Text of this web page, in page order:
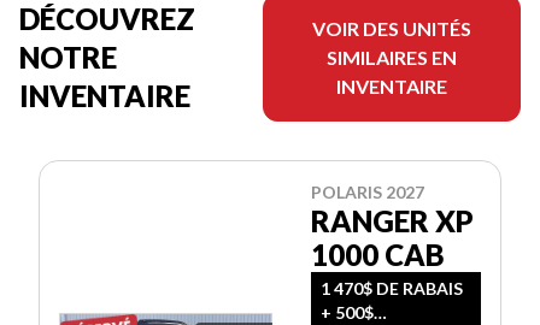
DÉCOUVREZ
NOTRE
INVENTAIRE
VOIR DES UNITÉS
SIMILAIRES EN
INVENTAIRE
POLARIS 2027
RANGER XP
1000 CAB
1 470$ DE RABAIS
+ 500$